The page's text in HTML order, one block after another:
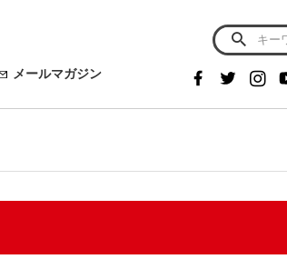
メールマガジン